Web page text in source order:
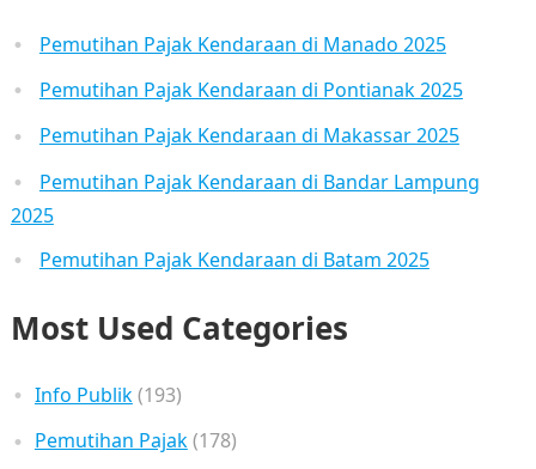
Pemutihan Pajak Kendaraan di Manado 2025
Pemutihan Pajak Kendaraan di Pontianak 2025
Pemutihan Pajak Kendaraan di Makassar 2025
Pemutihan Pajak Kendaraan di Bandar Lampung
2025
Pemutihan Pajak Kendaraan di Batam 2025
Most Used Categories
Info Publik(193)
Pemutihan Pajak(178)